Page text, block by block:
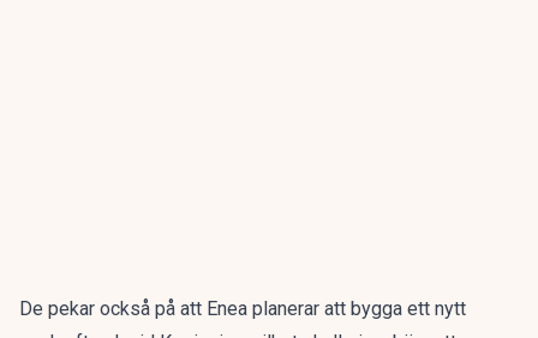
De pekar också på att Enea planerar att bygga ett nytt